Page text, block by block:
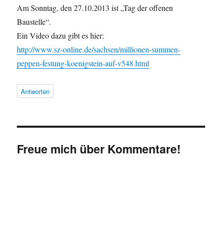
Am Sonntag, den 27.10.2013 ist „Tag der offenen
Baustelle“.
Ein Video dazu gibt es hier:
http://www.sz-online.de/sachsen/millionen-summen-
peppen-festung-koenigstein-auf-v548.html
Antworten
Freue mich über Kommentare!